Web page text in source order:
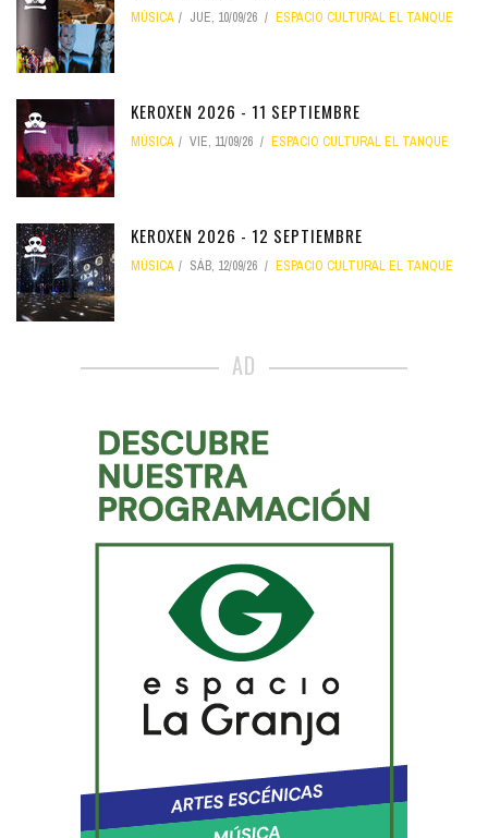
MÚSICA JUE, 10/09/26 ESPACIO CULTURAL EL TANQUE
KEROXEN 2026 - 11 SEPTIEMBRE
MÚSICA VIE, 11/09/26 ESPACIO CULTURAL EL TANQUE
KEROXEN 2026 - 12 SEPTIEMBRE
MÚSICA SÁB, 12/09/26 ESPACIO CULTURAL EL TANQUE
AD